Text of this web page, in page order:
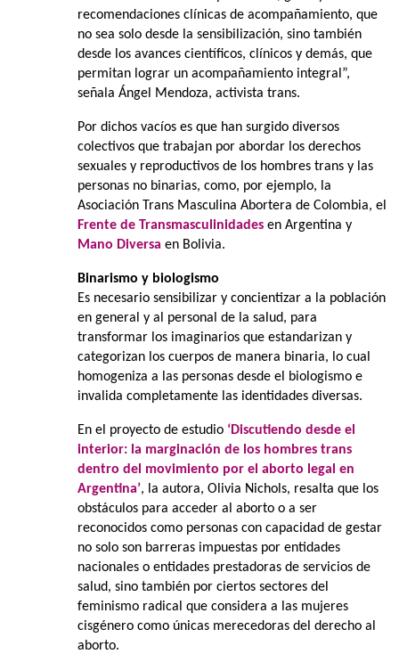
recomendaciones clínicas de acompañamiento, que
no sea solo desde la sensibilización, sino también
desde los avances científicos, clínicos y demás, que
permitan lograr un acompañamiento integral”,
señala Ángel Mendoza, activista trans.
Por dichos vacíos es que han surgido diversos
colectivos que trabajan por abordar los derechos
sexuales y reproductivos de los hombres trans y las
personas no binarias, como, por ejemplo, la
Asociación Trans Masculina Abortera de Colombia, el
Frente de Transmasculinidadesen Argentina y
Mano Diversa en Bolivia.
Binarismo y biologismo
Es necesario sensibilizar y concientizar a la población
en general y al personal de la salud, para
transformar los imaginarios que estandarizan y
categorizan los cuerpos de manera binaria, lo cual
homogeniza a las personas desde el biologismo e
invalida completamente las identidades diversas.
En el proyecto de estudio ‘Discutiendo desde el
interior: la marginación de los hombres trans
dentro del movimiento por el aborto legal en
Argentina’, la autora, Olivia Nichols, resalta que los
obstáculos para acceder al aborto o a ser
reconocidos como personas con capacidad de gestar
no solo son barreras impuestas por entidades
nacionales o entidades prestadoras de servicios de
salud, sino también por ciertos sectores del
feminismo radical que considera a las mujeres
cisgénero como únicas merecedoras del derecho al
aborto.